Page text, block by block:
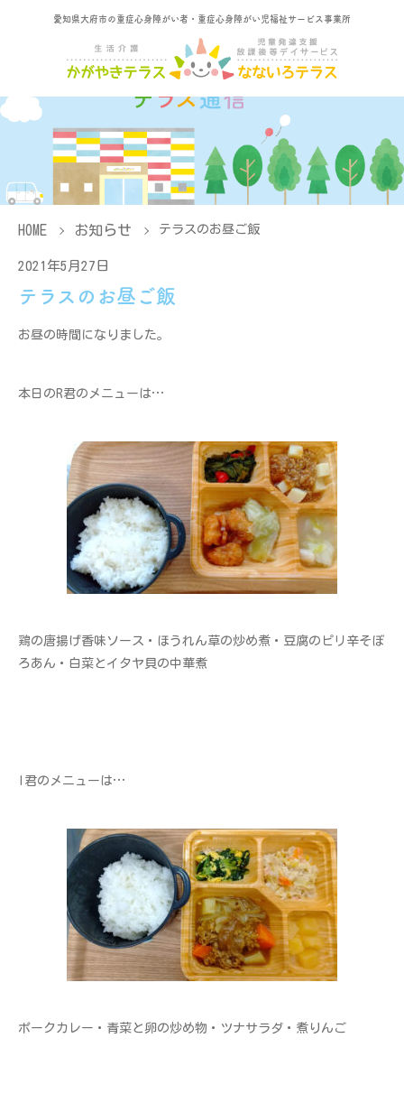
愛知県大府市の重症心身障がい者・重症心身障がい児福祉サービス事業所
HOME お知らせ テラスのお昼ご飯
2021年5月27日
テラスのお昼ご飯
お昼の時間になりました。
本日のR君のメニューは…
鶏の唐揚げ香味ソース・ほうれん草の炒め煮・豆腐のピリ辛そぼ
ろあん・白菜とイタヤ貝の中華煮
I君のメニューは…
ポークカレー・青菜と卵の炒め物・ツナサラダ・煮りんご